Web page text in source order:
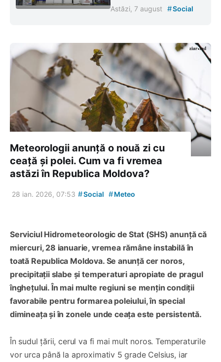
Astăzi, 7 august #Social
Meteorologii anunță o nouă zi cu
ceață și polei. Cum va fi vremea
astăzi în Republica Moldova?
28 ian. 2026, 07:53 #Social #Meteo
Serviciul Hidrometeorologic de Stat (SHS) anunță că
miercuri, 28 ianuarie, vremea rămâne instabilă în
toată Republica Moldova. Se anunță cer noros,
precipitații slabe și temperaturi apropiate de pragul
înghețului. În mai multe regiuni se mențin condiții
favorabile pentru formarea poleiului, în special
dimineața și în zonele unde ceața este persistentă.
În sudul țării, cerul va fi mai mult noros. Temperaturile
vor urca până la aproximativ 5 grade Celsius, iar